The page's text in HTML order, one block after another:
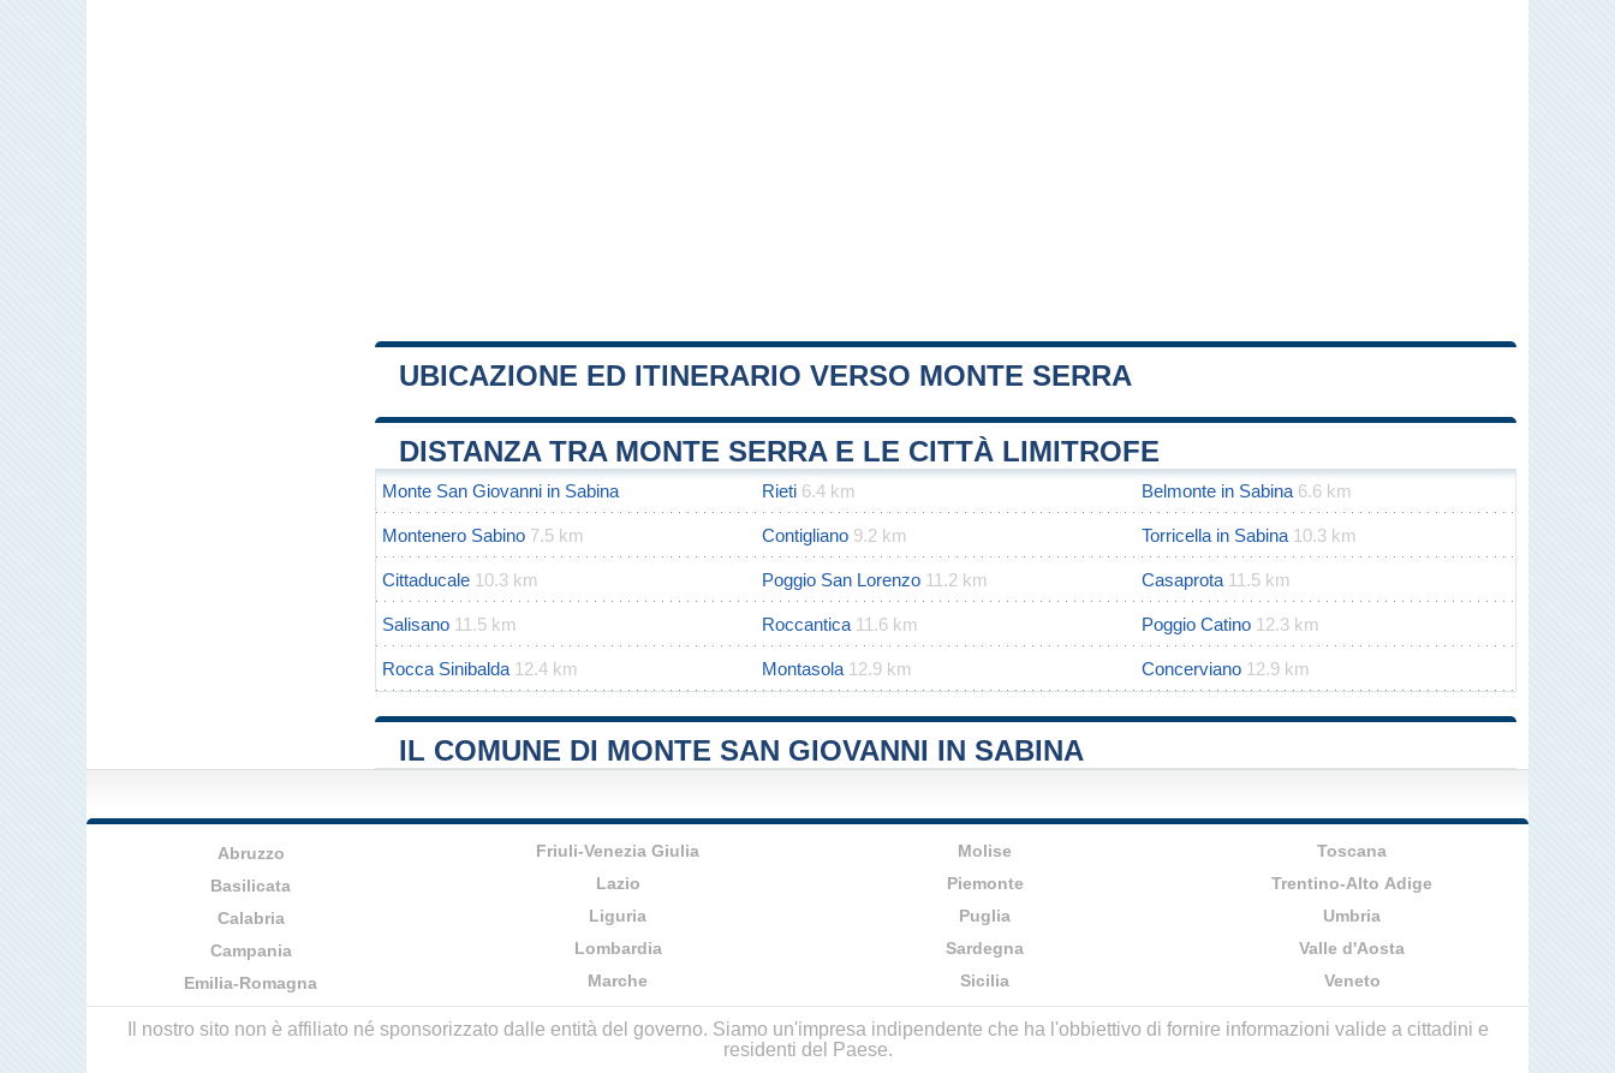
UBICAZIONE ED ITINERARIO VERSO MONTE SERRA
+
−
DISTANZA TRA MONTE SERRA E LE CITTÀ LIMITROFE
Monte San Giovanni in Sabina Rieti 6.4 km Belmonte in Sabina 6.6 km
Montenero Sabino 7.5 km Contigliano 9.2 km Torricella in Sabina 10.3 km
Cittaducale 10.3 km Poggio San Lorenzo 11.2 km Casaprota 11.5 km
Salisano 11.5 km Roccantica 11.6 km Poggio Catino 12.3 km
Rocca Sinibalda 12.4 km Montasola 12.9 km Concerviano 12.9 km
IL COMUNE DI MONTE SAN GIOVANNI IN SABINA
Abruzzo
Basilicata
Calabria
Campania
Emilia-Romagna
Friuli-Venezia Giulia
Lazio
Liguria
Lombardia
Marche
Molise
Piemonte
Puglia
Sardegna
Sicilia
Toscana
Trentino-Alto Adige
Umbria
Valle d'Aosta
Veneto
Il nostro sito non è affiliato né sponsorizzato dalle entità del governo. Siamo un'impresa indipendente che ha l'obbiettivo di fornire informazioni valide a cittadini e
residenti del Paese.